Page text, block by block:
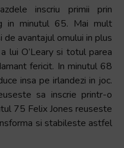
inscriu primii prin
in minutul 65. Mai mult
avantajul omului in plus
lui O’Leary si totul parea
fericit. In minutul 68
insa pe irlandezi in joc.
sa inscrie printr-o
75 Felix Jones reuseste
si stabileste astfel